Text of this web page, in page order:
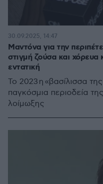
Μαντόνα για την
στιγμή ζούσα και
εντατική
Το 2023 η «βασίλισσα
παγκόσμια περιοδεία
λοίμωξης
30.09.2025, 14:47